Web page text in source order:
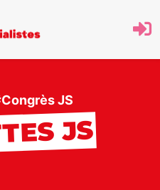
JS
JS